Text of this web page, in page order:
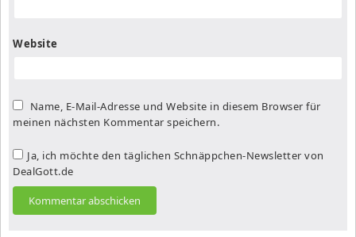
Website
Name, E-Mail-Adresse und Website in diesem Browser für
meinen nächsten Kommentar speichern.
Ja, ich möchte den täglichen Schnäppchen-Newsletter von
DealGott.de